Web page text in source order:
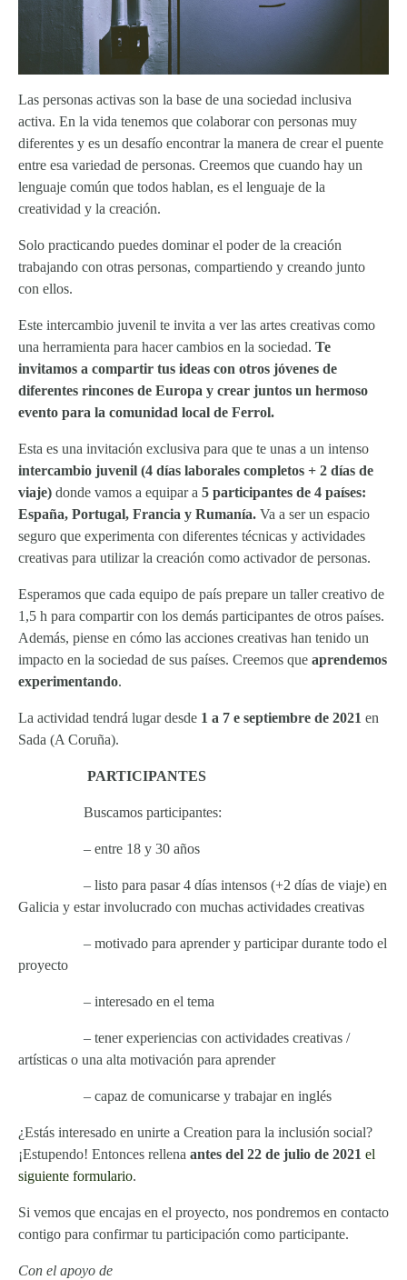
Las personas activas son la base de una sociedad inclusiva
activa. En la vida tenemos que colaborar con personas muy
diferentes y es un desafío encontrar la manera de crear el puente
entre esa variedad de personas. Creemos que cuando hay un
lenguaje común que todos hablan, es el lenguaje de la
creatividad y la creación.
Solo practicando puedes dominar el poder de la creación
trabajando con otras personas, compartiendo y creando junto
con ellos.
Este intercambio juvenil te invita a ver las artes creativas como
una herramienta para hacer cambios en la sociedad. Te
invitamos a compartir tus ideas con otros jóvenes de
diferentes rincones de Europa y crear juntos un hermoso
evento para la comunidad local de Ferrol.
Esta es una invitación exclusiva para que te unas a un intenso
intercambio juvenil (4 días laborales completos + 2 días de
viaje) donde vamos a equipar a 5 participantes de 4 países:
España, Portugal, Francia y Rumanía. Va a ser un espacio
seguro que experimenta con diferentes técnicas y actividades
creativas para utilizar la creación como activador de personas.
Esperamos que cada equipo de país prepare un taller creativo de
1,5 h para compartir con los demás participantes de otros países.
Además, piense en cómo las acciones creativas han tenido un
impacto en la sociedad de sus países. Creemos que aprendemos
experimentando.
La actividad tendrá lugar desde 1 a 7 e septiembre de 2021 en
Sada (A Coruña).
PARTICIPANTES
Buscamos participantes:
– entre 18 y 30 años
– listo para pasar 4 días intensos (+2 días de viaje) en
Galicia y estar involucrado con muchas actividades creativas
– motivado para aprender y participar durante todo el
proyecto
– interesado en el tema
– tener experiencias con actividades creativas /
artísticas o una alta motivación para aprender
– capaz de comunicarse y trabajar en inglés
¿Estás interesado en unirte a Creation para la inclusión social?
¡Estupendo! Entonces rellena antes del 22 de julio de 2021 el
siguiente formulario.
Si vemos que encajas en el proyecto, nos pondremos en contacto
contigo para confirmar tu participación como participante.
Con el apoyo de